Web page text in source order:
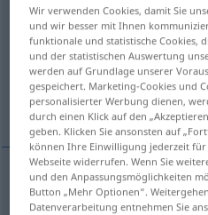
kämpfen
Übersicht aller
(Für mehr Details die
борити се
борити се(für AKKum AKKза
Wir verwenden Cookies, damit Sie
und wir besser mit Ihnen
funktionale und statistische Cookies,
und der statistischen Auswertung
werden auf Grundlage unserer
gespeichert. Marketing-Cookies und
personalisierter Werbung dienen,
durch einen Klick auf den
geben. Klicken Sie ansonsten auf
können Ihre Einwilligung jederzeit
Webseite widerrufen. Wenn Sie
und den Anpassungsmöglichkeiten
Button „Mehr Optionen“.
Datenverarbeitung entnehmen Sie